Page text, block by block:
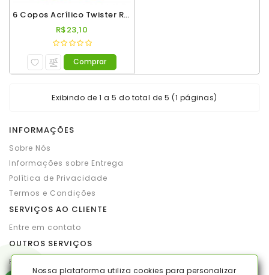
Nossa plataforma utiliza cookies para personalizar
6 Copos Acrílico Twister Roder 500ml Verde Neon
R$23,10
Comprar
Exibindo de 1 a 5 do total de 5 (1 páginas)
INFORMAÇÕES
Sobre Nós
Informações sobre Entrega
Política de Privacidade
Termos e Condições
SERVIÇOS AO CLIENTE
Entre em contato
OUTROS SERVIÇOS
Produtos por marca